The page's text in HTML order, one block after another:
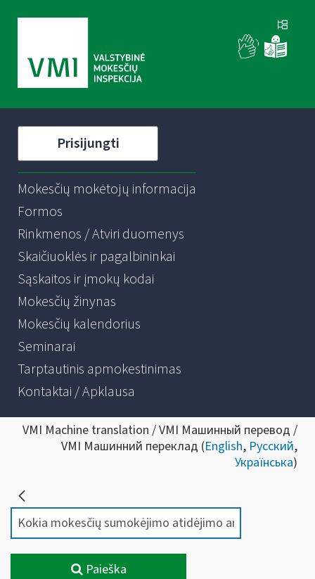
Prisijungti
Mokesčių mokėtojų informacija
Formos
Rinkmenos / Atviri duomenys
Skaičiuoklės ir pagalbininkai
Sąskaitos ir įmokų kodai
Mokesčių žinynas
Mokesčių kalendorius
Seminarai
Tarptautinis apmokestinimas
Kontaktai / Apklausa
VMI Machine translation / VMI Машинный перевод /
VMI Машинний переклад (English, Русский,
Українська)
Paieška